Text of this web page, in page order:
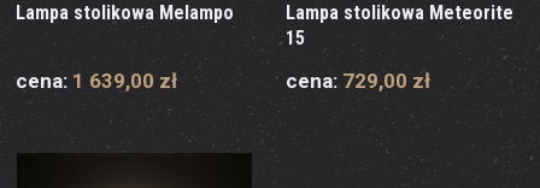
Lampa stolikowa Melampo
cena: 1 639,00 zł
Lampa stolikowa Meteorite
15
cena: 729,00 zł